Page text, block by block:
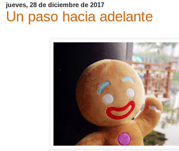
jueves, 28 de diciembre de 2017
Un paso hacia adelante